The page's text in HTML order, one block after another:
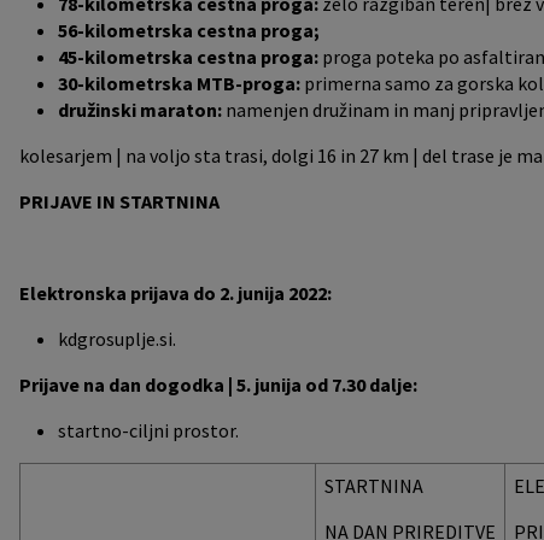
56-kilometrska cestna proga;
45-kilometrska cestna proga: proga poteka po
30-kilometrska MTB-proga: primerna samo za gorska
družinski maraton: namenjen družinam in manj
kolesarjem | na voljo sta trasi, dolgi 16 in 27 km | del trase je
PRIJAVE IN STARTNINA
Elektronska prijava do 2. junija 2022:
kdgrosuplje.si.
Prijave na dan dogodka | 5. junija od 7.30 dalje:
startno-ciljni prostor.
STARTNINA
NA DAN PRIREDITVE